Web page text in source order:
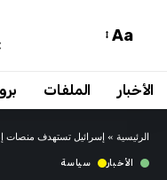
Aa
الأخبار الملفات
الرئيسية » إسرائيل تستهدف منصات
الأخبار سياسة